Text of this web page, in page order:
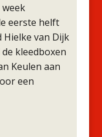
eerste helft
Hielke van Dijk
kleedboxen
Keulen aan
een